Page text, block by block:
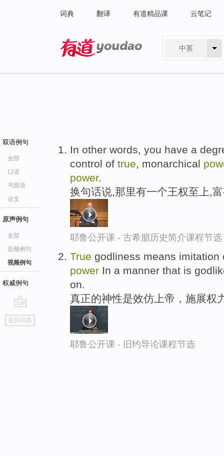
词典 翻译 有道精品课 云笔记
中英
双语例句
全部
口语
书面语
论文
原声例句
全部
音频例句
视频例句
权威例句
go
top
返回词典
In other words, you have a
control of true, monarchical
power.
换句话说,那里有一个王权至上,
耶鲁公开课 - 古希腊历史简介课程节选
True godliness means
power In a manner that is
on.
真正的神性是效仿上帝，施展权
耶鲁公开课 - 旧约导论课程节选